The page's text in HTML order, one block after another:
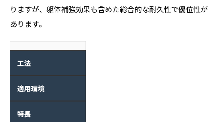
りますが、躯体補強効果も含めた総合的な耐久性で優位性が
あります。
工法
適用環境
特長